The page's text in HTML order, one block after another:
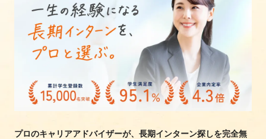
プロのキャリアアドバイザーが、長期インターン探しを完全無